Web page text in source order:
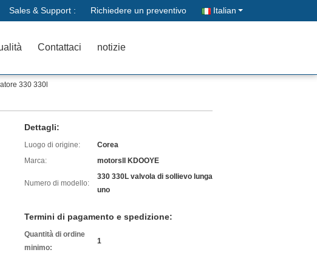
Sales & Support : Richiedere un preventivo Italian
Contattaci notizie
330 330l
Dettagli:
Luogo di origine:
Corea
Marca:
motorsll KDOOYE
Numero di modello:
330 330L valvola di sollievo lunga
uno
Termini di pagamento e spedizione:
Quantità di ordine
minimo:
1